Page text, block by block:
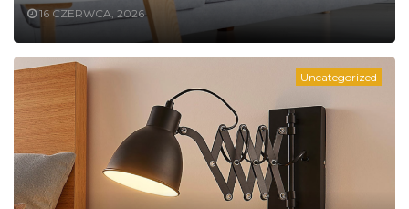
16 CZERWCA, 2026
Uncategorized